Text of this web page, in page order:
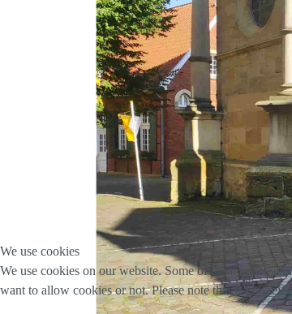
We use cookies
We use cookies on our website. Some of them are
want to allow cookies or not. Please note that if you